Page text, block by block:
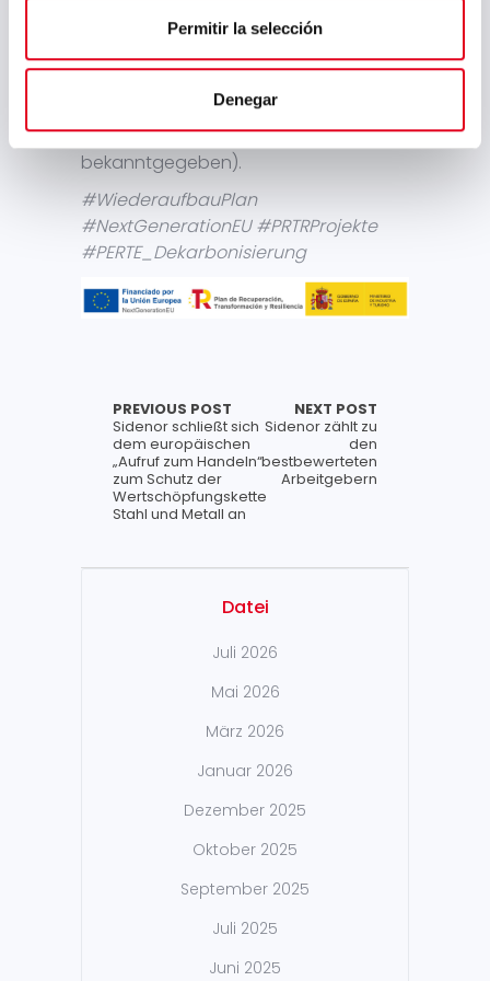
Permitir la selección
Denegar
Zuschüsse durch eine
Vorankündigung der Ausschreibung
für 2024 (in der Nationalen
735612 veröffentlicht und im Amtsblatt
Nr. 310 vom 28. Dezember 2023
bekanntgegeben).
#WiederaufbauPlan
#NextGenerationEU #PRTRProjekte
#PERTE_Dekarbonisierung
PREVIOUS POST
Sidenor schließt sich
dem europäischen
„Aufruf zum Handeln“
zum Schutz der
Wertschöpfungskette
Stahl und Metall an
NEXT POST
Sidenor zählt zu
den
bestbewerteten
Arbeitgebern
Datei
Juli 2026
Mai 2026
März 2026
Januar 2026
Dezember 2025
Oktober 2025
September 2025
Juli 2025
Juni 2025